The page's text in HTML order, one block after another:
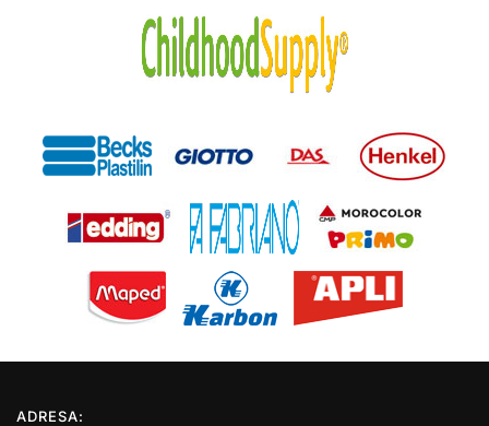
ADRESA: